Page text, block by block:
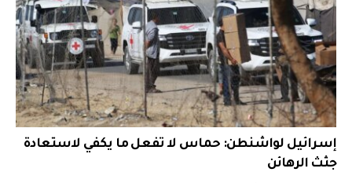
إسرائيل لواشنطن: حماس لا تفعل ما يكفي لاستعادة
جثث الرهائن